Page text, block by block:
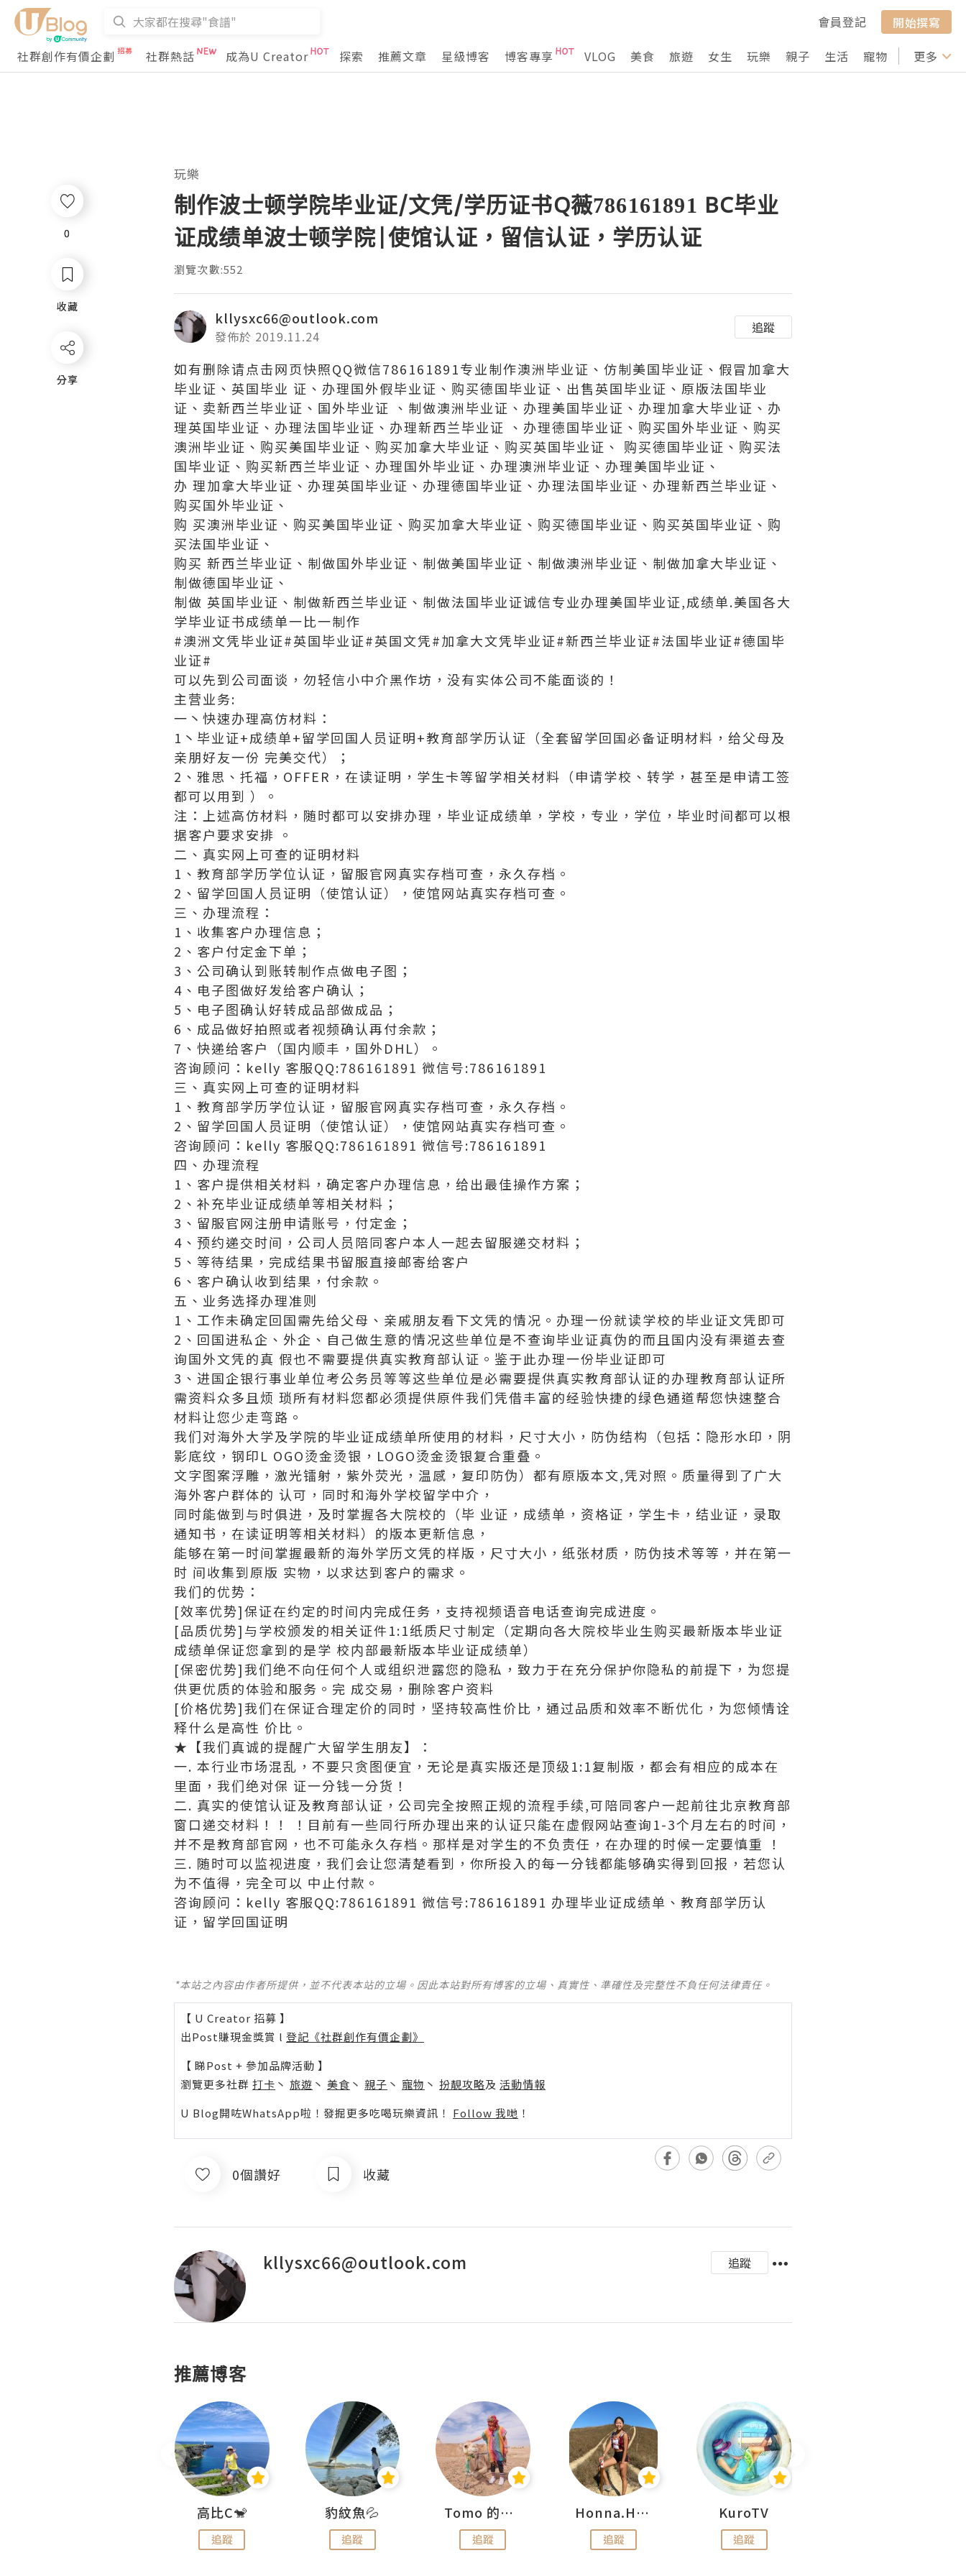
會員登記
開始撰寫
社群創作有價企劃
社群熱話 成為U Creator 探索 推薦文章 星級博客 博客專享 VLOG 美食 旅遊 女生 玩樂 親子 生活 寵物 行山 打卡
更多
0
收藏
分享
玩樂
制作波士顿学院毕业证/文凭/学历证书Q薇786161891 BC毕业
证成绩单波士顿学院|使馆认证，留信认证，学历认证
瀏覽次數:552
kllysxc66@outlook.com
發佈於 2019.11.24
追蹤
如有删除请点击网页快照QQ微信786161891专业制作澳洲毕业证、仿制美国毕业证、假冒加拿大
毕业证、英国毕业 证、办理国外假毕业证、购买德国毕业证、出售英国毕业证、原版法国毕业
证、卖新西兰毕业证、国外毕业证 、制做澳洲毕业证、办理美国毕业证、办理加拿大毕业证、办
理英国毕业证、办理法国毕业证、办理新西兰毕业证 、办理德国毕业证、购买国外毕业证、购买
澳洲毕业证、购买美国毕业证、购买加拿大毕业证、购买英国毕业证、 购买德国毕业证、购买法
国毕业证、购买新西兰毕业证、办理国外毕业证、办理澳洲毕业证、办理美国毕业证、
办 理加拿大毕业证、办理英国毕业证、办理德国毕业证、办理法国毕业证、办理新西兰毕业证、
购买国外毕业证、
购 买澳洲毕业证、购买美国毕业证、购买加拿大毕业证、购买德国毕业证、购买英国毕业证、购
买法国毕业证、
购买 新西兰毕业证、制做国外毕业证、制做美国毕业证、制做澳洲毕业证、制做加拿大毕业证、
制做德国毕业证、
制做 英国毕业证、制做新西兰毕业证、制做法国毕业证诚信专业办理美国毕业证,成绩单.美国各大
学毕业证书成绩单一比一制作
#澳洲文凭毕业证#英国毕业证#英国文凭#加拿大文凭毕业证#新西兰毕业证#法国毕业证#德国毕
业证#
可以先到公司面谈，勿轻信小中介黑作坊，没有实体公司不能面谈的！
主营业务:
一丶快速办理高仿材料：
1丶毕业证+成绩单+留学回国人员证明+教育部学历认证（全套留学回国必备证明材料，给父母及
亲朋好友一份 完美交代）；
2、雅思、托福，OFFER，在读证明，学生卡等留学相关材料（申请学校、转学，甚至是申请工签
都可以用到 ）。
注：上述高仿材料，随时都可以安排办理，毕业证成绩单，学校，专业，学位，毕业时间都可以根
据客户要求安排 。
二、真实网上可查的证明材料
1、教育部学历学位认证，留服官网真实存档可查，永久存档。
2、留学回国人员证明（使馆认证），使馆网站真实存档可查。
三、办理流程：
1、收集客户办理信息；
2、客户付定金下单；
3、公司确认到账转制作点做电子图；
4、电子图做好发给客户确认；
5、电子图确认好转成品部做成品；
6、成品做好拍照或者视频确认再付余款；
7、快递给客户（国内顺丰，国外DHL）。
咨询顾问：kelly 客服QQ:786161891 微信号:786161891
三、真实网上可查的证明材料
1、教育部学历学位认证，留服官网真实存档可查，永久存档。
2、留学回国人员证明（使馆认证），使馆网站真实存档可查。
咨询顾问：kelly 客服QQ:786161891 微信号:786161891
四、办理流程
1、客户提供相关材料，确定客户办理信息，给出最佳操作方案；
2、补充毕业证成绩单等相关材料；
3、留服官网注册申请账号，付定金；
4、预约递交时间，公司人员陪同客户本人一起去留服递交材料；
5、等待结果，完成结果书留服直接邮寄给客户
6、客户确认收到结果，付余款。
五、业务选择办理准则
1、工作未确定回国需先给父母、亲戚朋友看下文凭的情况。办理一份就读学校的毕业证文凭即可
2、回国进私企、外企、自己做生意的情况这些单位是不查询毕业证真伪的而且国内没有渠道去查
询国外文凭的真 假也不需要提供真实教育部认证。鉴于此办理一份毕业证即可
3、进国企银行事业单位考公务员等等这些单位是必需要提供真实教育部认证的办理教育部认证所
需资料众多且烦 琐所有材料您都必须提供原件我们凭借丰富的经验快捷的绿色通道帮您快速整合
材料让您少走弯路。
我们对海外大学及学院的毕业证成绩单所使用的材料，尺寸大小，防伪结构（包括：隐形水印，阴
影底纹，钢印L OGO烫金烫银，LOGO烫金烫银复合重叠。
文字图案浮雕，激光镭射，紫外荧光，温感，复印防伪）都有原版本文,凭对照。质量得到了广大
海外客户群体的 认可，同时和海外学校留学中介，
同时能做到与时俱进，及时掌握各大院校的（毕 业证，成绩单，资格证，学生卡，结业证，录取
通知书，在读证明等相关材料）的版本更新信息，
能够在第一时间掌握最新的海外学历文凭的样版，尺寸大小，纸张材质，防伪技术等等，并在第一
时 间收集到原版 实物，以求达到客户的需求。
我们的优势：
[效率优势]保证在约定的时间内完成任务，支持视频语音电话查询完成进度。
[品质优势]与学校颁发的相关证件1:1纸质尺寸制定（定期向各大院校毕业生购买最新版本毕业证
成绩单保证您拿到的是学 校内部最新版本毕业证成绩单）
[保密优势]我们绝不向任何个人或组织泄露您的隐私，致力于在充分保护你隐私的前提下，为您提
供更优质的体验和服务。完 成交易，删除客户资料
[价格优势]我们在保证合理定价的同时，坚持较高性价比，通过品质和效率不断优化，为您倾情诠
释什么是高性 价比。
★【我们真诚的提醒广大留学生朋友】：
一. 本行业市场混乱，不要只贪图便宜，无论是真实版还是顶级1:1复制版，都会有相应的成本在
里面，我们绝对保 证一分钱一分货！
二. 真实的使馆认证及教育部认证，公司完全按照正规的流程手续,可陪同客户一起前往北京教育部
窗口递交材料！！ ！目前有一些同行所办理出来的认证只能在虚假网站查询1-3个月左右的时间，
并不是教育部官网，也不可能永久存档。那样是对学生的不负责任，在办理的时候一定要慎重 ！
三. 随时可以监视进度，我们会让您清楚看到，你所投入的每一分钱都能够确实得到回报，若您认
为不值得，完全可以 中止付款。
咨询顾问：kelly 客服QQ:786161891 微信号:786161891 办理毕业证成绩单、教育部学历认
证，留学回国证明
*本站之內容由作者所提供，並不代表本站的立場。因此本站對所有博客的立場、真實性、準確性及完整性不負任何法律責任。
【 U Creator 招募 】
出Post賺現金獎賞 l 登記《社群創作有價企劃》
【 睇Post + 參加品牌活動 】
瀏覽更多社群 打卡 丶 旅遊 丶 美食 丶 親子 丶 寵物 丶 扮靚攻略及 活動情報
U Blog開咗WhatsApp啦！發掘更多吃喝玩樂資訊！ Follow 我哋 ！
0個讚好 收藏
kllysxc66@outlook.com 追蹤
推薦博客
高比C🐒
追蹤
豹紋魚💦
追蹤
Tomo 的快樂宇宙
追蹤
Honna.H 出走
追蹤
KuroTV
追蹤
0
收藏
分享